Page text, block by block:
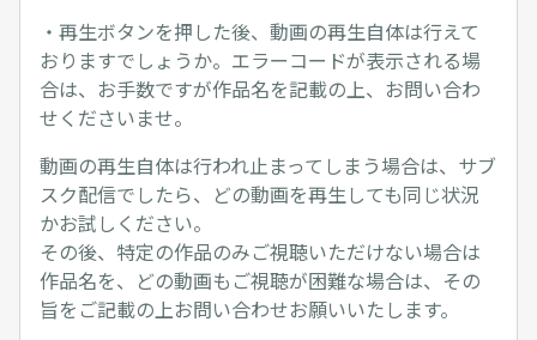
・再生ボタンを押した後、動画の再生自体は行えて
おりますでしょうか。エラーコードが表示される場
合は、お手数ですが作品名を記載の上、お問い合わ
せくださいませ。
動画の再生自体は行われ止まってしまう場合は、サブ
スク配信でしたら、どの動画を再生しても同じ状況
かお試しください。
その後、特定の作品のみご視聴いただけない場合は
作品名を、どの動画もご視聴が困難な場合は、その
旨をご記載の上お問い合わせお願いいたします。